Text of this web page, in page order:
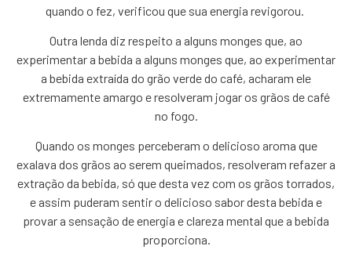
quando o fez, verificou que sua energia revigorou.
Outra lenda diz respeito a alguns monges que, ao
experimentar a bebida a alguns monges que, ao experimentar
a bebida extraída do grão verde do café, acharam ele
extremamente amargo e resolveram jogar os grãos de café
no fogo.
Quando os monges perceberam o delicioso aroma que
exalava dos grãos ao serem queimados, resolveram refazer a
extração da bebida, só que desta vez com os grãos torrados,
e assim puderam sentir o delicioso sabor desta bebida e
provar a sensação de energia e clareza mental que a bebida
proporciona.